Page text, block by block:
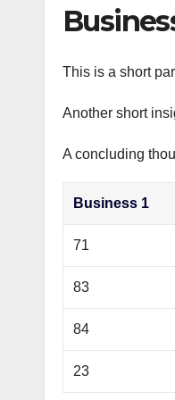
This is a short
Another short
A concluding
Business 1
71
83
84
23